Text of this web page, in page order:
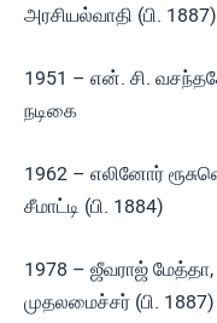
அரசியல்வாதி (பி. 1887)
1951 – என். சி.
நடிகை
1962 – எலினோர்
சீமாட்டி (பி. 1884)
1978 – ஜீவராஜ் மேத்தா,
முதலமைச்சர் (பி. 1887)